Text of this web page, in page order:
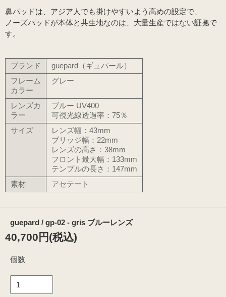
鼻パッドは、アジア人でも掛けやすいよう高めの設定で、
ノーズパッドが本体と共生地なのは、大量生産ではない証拠で
す。
ブランド
guepard（ギュパール）
フレーム
カラー
グレー
レンズカ
ラー
ブルー UV400
可視光線透過率：75％
サイズ
レンズ幅：43mm
ブリッジ幅：22mm
レンズの高さ：38mm
フロント最大幅：133mm
テンプルの長さ：147mm
素材
アセテート
guepard / gp-02 - gris ブルーレンズ
40,700円(税込)
個数